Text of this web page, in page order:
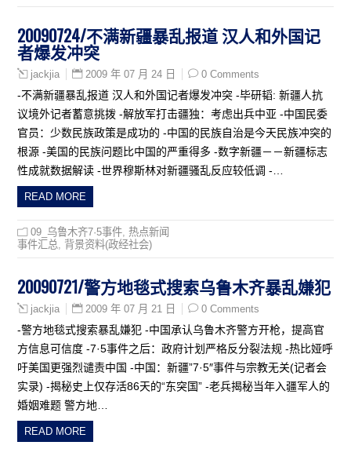
20090724/不满新疆暴乱报道 汉人和外国记
者爆发冲突
jackjia 2009 年 07 月 24 日 0 Comments
-不满新疆暴乱报道 汉人和外国记者爆发冲突 -毕研韬: 新疆人抗
议境外记者蓄意挑拨 -解放军打击疆独：考虑出兵中亚 -中国民委
官员：少数民族政策是成功的 -中国的民族自治是今天民族冲突的
根源 -美国的民族问题比中国的严重得多 -数字新疆－－新疆标志
性成就数据解读 -世界穆斯林对新疆骚乱反应较低调 -…
READ MORE
09_乌鲁木齐7·5事件 ,热点新闻
事件汇总
背景资料(政经社会)
20090721/警方地毯式搜索乌鲁木齐暴乱嫌犯
jackjia 2009 年 07 月 21 日 0 Comments
-警方地毯式搜索暴乱嫌犯 -中国承认乌鲁木齐警方开枪，提高官
方信息可信度 -7·5事件之后：政府计划严格反分裂法规 -热比娅呼
吁美国更强烈谴责中国 -中国：新疆”7·5″事件与宗教无关(记者会
实录) -揭秘史上仅存活86天的“东突国” -老兵揭秘当年入疆军人的
婚姻难题 警方地…
READ MORE